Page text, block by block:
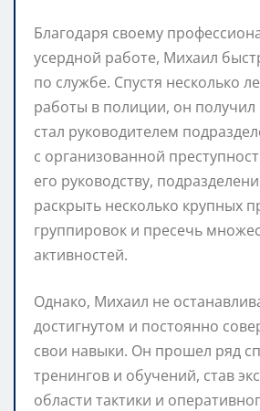
Благодаря своему
усердной работе, Михаил
по службе. Спустя несколько
работы в полиции, он
стал руководителем
с организованной
его руководству,
раскрыть несколько крупных
группировок и пресечь
активностей.
Однако, Михаил не
достигнутом и постоянно
свои навыки. Он прошел ряд
тренингов и обучений, став
области тактики и